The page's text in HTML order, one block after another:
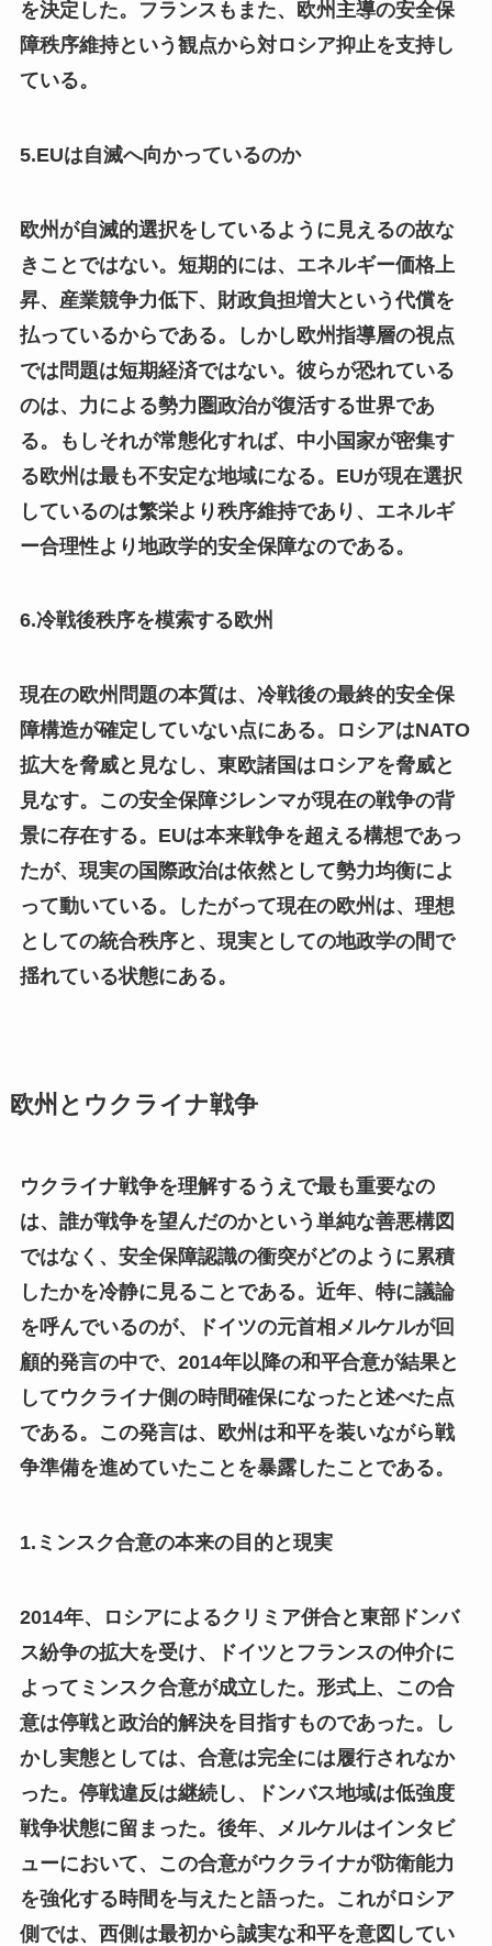
を決定した。フランスもまた、欧州主導の安全保
障秩序維持という観点から対ロシア抑止を支持し
ている。
5.EUは自滅へ向かっているのか
欧州が自滅的選択をしているように見えるの故な
きことではない。短期的には、エネルギー価格上
昇、産業競争力低下、財政負担増大という代償を
払っているからである。しかし欧州指導層の視点
では問題は短期経済ではない。彼らが恐れている
のは、力による勢力圏政治が復活する世界であ
る。もしそれが常態化すれば、中小国家が密集す
る欧州は最も不安定な地域になる。EUが現在選択
しているのは繁栄より秩序維持であり、エネルギ
ー合理性より地政学的安全保障なのである。
6.冷戦後秩序を模索する欧州
現在の欧州問題の本質は、冷戦後の最終的安全保
障構造が確定していない点にある。ロシアはNATO
拡大を脅威と見なし、東欧諸国はロシアを脅威と
見なす。この安全保障ジレンマが現在の戦争の背
景に存在する。EUは本来戦争を超える構想であっ
たが、現実の国際政治は依然として勢力均衡によ
って動いている。したがって現在の欧州は、理想
としての統合秩序と、現実としての地政学の間で
揺れている状態にある。
欧州とウクライナ戦争
ウクライナ戦争を理解するうえで最も重要なの
は、誰が戦争を望んだのかという単純な善悪構図
ではなく、安全保障認識の衝突がどのように累積
したかを冷静に見ることである。近年、特に議論
を呼んでいるのが、ドイツの元首相メルケルが回
顧的発言の中で、2014年以降の和平合意が結果と
してウクライナ側の時間確保になったと述べた点
である。この発言は、欧州は和平を装いながら戦
争準備を進めていたことを暴露したことである。
1.ミンスク合意の本来の目的と現実
2014年、ロシアによるクリミア併合と東部ドンバ
ス紛争の拡大を受け、ドイツとフランスの仲介に
よってミンスク合意が成立した。形式上、この合
意は停戦と政治的解決を目指すものであった。し
かし実態としては、合意は完全には履行されなか
った。停戦違反は継続し、ドンバス地域は低強度
戦争状態に留まった。後年、メルケルはインタビ
ューにおいて、この合意がウクライナが防衛能力
を強化する時間を与えたと語った。これがロシア
側では、西側は最初から誠実な和平を意図してい